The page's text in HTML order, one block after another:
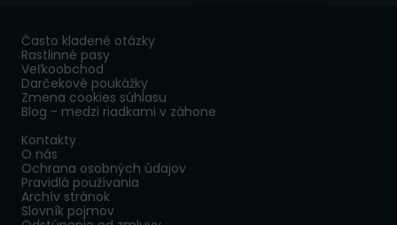
Často kladené otázky
Rastlinné pasy
Veľkoobchod
Darčekové poukážky
Zmena cookies súhlasu
Blog - medzi riadkami v záhone
Kontakty
O nás
Ochrana osobných údajov
Pravidlá používania
Archív stránok
Slovník pojmov